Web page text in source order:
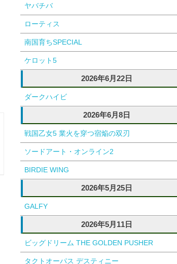
ヤバチバ
ローティス
南国育ちSPECIAL
ケロット5
2026年6月22日
ダークハイビ
2026年6月8日
戦国乙女5 業火を穿つ宿焔の双刃
ソードアート・オンライン2
BIRDIE WING
2026年5月25日
GALFY
2026年5月11日
ビッグドリーム THE GOLDEN PUSHER
タクトオーパス デスティニー